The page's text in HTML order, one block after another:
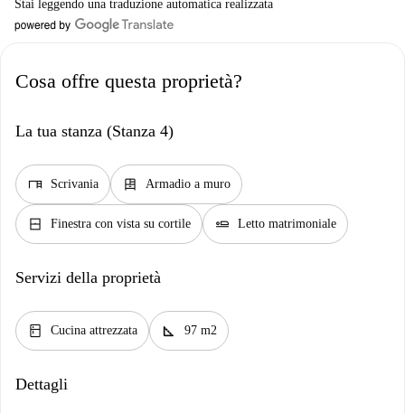
Stai leggendo una traduzione automatica realizzata
Cosa offre questa proprietà?
La tua stanza (Stanza 4)
desk Scrivania dresser Armadio a muro
window_closed Finestra con vista su cortile airline_seat_flat Letto matrimoniale
Servizi della proprietà
kitchen Cucina attrezzata square_foot 97 m2
Dettagli